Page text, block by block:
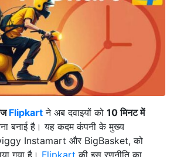
Flipkart ने अब दवाइयों को 10 मिनट में
बनाई है। यह कदम कंपनी के मुख्य
Instamart और BigBasket, को